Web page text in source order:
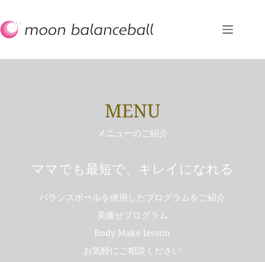
テ
MENU
メニューのご紹介
ママでも最短で、キレイになれる
バランスボールを使用したプログラムをご紹介
美痩せプログラム
Body Make lesson
お気軽にご相談ください